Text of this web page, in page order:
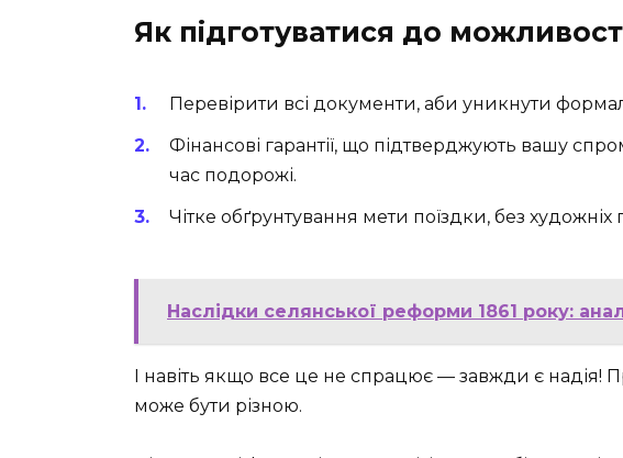
Як підготуватися до
Перевірити всі документи, аби уникнути
Фінансові гарантії, що підтверджують вашу
час подорожі.
Чітке обґрунтування мети поїздки, без
Наслідки селянської реформи 1861 року:
І навіть якщо все це не спрацює — завжди є надія!
може бути різною.